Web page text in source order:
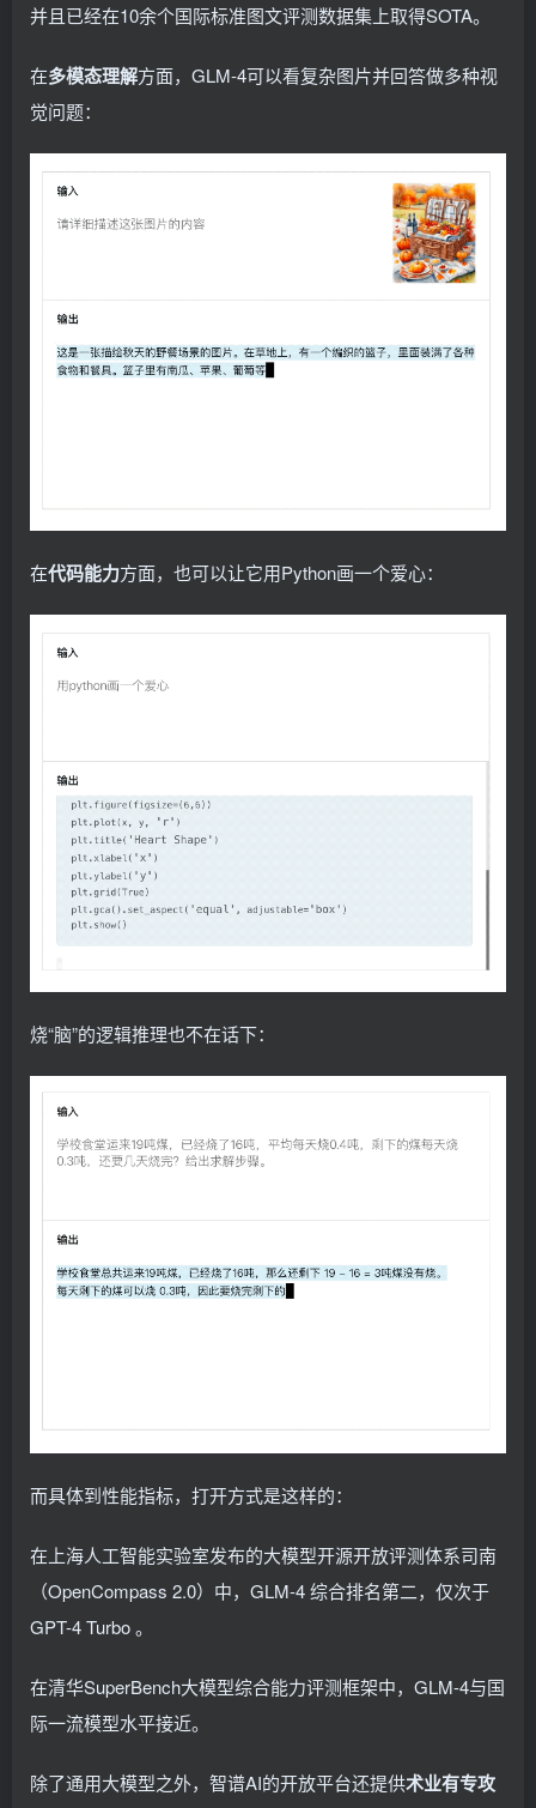
并且已经在10余个国际标准图文评测数据集上取得SOTA。
在多模态理解方面，GLM-4可以看复杂图片并回答做多种视
觉问题：
在代码能力方面，也可以让它用Python画一个爱心：
烧“脑”的逻辑推理也不在话下：
而具体到性能指标，打开方式是这样的：
在上海人工智能实验室发布的大模型开源开放评测体系司南
（OpenCompass 2.0）中，GLM-4 综合排名第二，仅次于
GPT-4 Turbo 。
在清华SuperBench大模型综合能力评测框架中，GLM-4与国
际一流模型水平接近。
除了通用大模型之外，智谱AI的开放平台还提供术业有专攻